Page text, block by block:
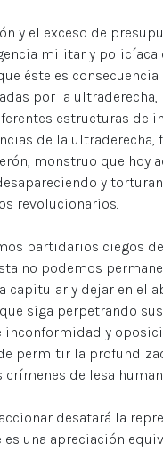
y el exceso de
militar y
éste es
por la
estructuras de
de la
monstruo que hoy
y
revolucionarios.
partidarios ciegos
no podemos
capitular y dejar en el
siga perpetrando
y
permitir la
crímenes de lesa
desatará la
una apreciación